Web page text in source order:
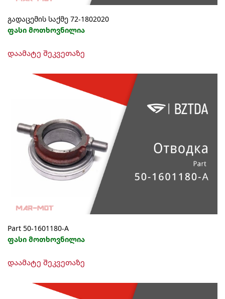
გადაცემის საქმე 72-1802020
ფასი მოთხოვნილია
დაამატე შეკვეთაზე
Part 50-1601180-А
ფასი მოთხოვნილია
დაამატე შეკვეთაზე